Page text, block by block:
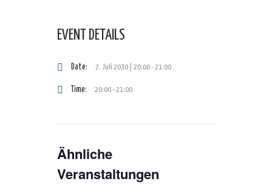
EVENT DETAILS
Date: 7. Juli 2030 | 20:00-21:00
Time: 20:00 - 21:00
Ähnliche
Veranstaltungen